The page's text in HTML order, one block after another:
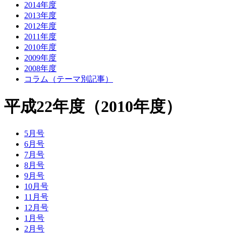
2014年度
2013年度
2012年度
2011年度
2010年度
2009年度
2008年度
コラム（テーマ別記事）
平成22年度（2010年度）
5月号
6月号
7月号
8月号
9月号
10月号
11月号
12月号
1月号
2月号